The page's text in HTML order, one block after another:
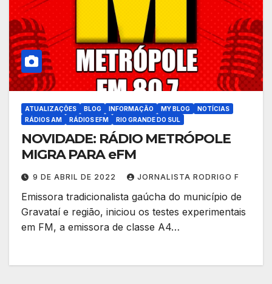
ATUALIZAÇÕES BLOG INFORMAÇÃO MY BLOG
NOTÍCIAS
RÁDIOS AM
RÁDIOS EFM RIO GRANDE DO SUL
NOVIDADE: RÁDIO METRÓPOLE
MIGRA PARA eFM
9 DE ABRIL DE 2022 JORNALISTA RODRIGO F
Emissora tradicionalista gaúcha do município de
Gravataí e região, iniciou os testes experimentais
em FM, a emissora de classe A4…